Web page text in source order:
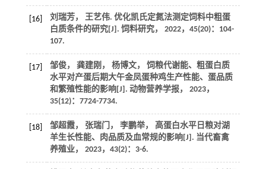
[16]
刘瑞芳， 王艺伟. 优化凯氏定氮法测定饲料中粗蛋
白质条件的研究[J]. 饲料研究， 2022， 45(20)：104-
107.
[17]
邹俊， 龚建刚， 杨博文， 饲粮代谢能、粗蛋白质
水平对产蛋后期大午金凤蛋种鸡生产性能、蛋品质
和繁殖性能的影响[J]. 动物营养学报， 2023，
35(12)：7724-7734.
[18]
邹超霞， 张瑞门， 李鹏举， 高蛋白水平日粮对湖
羊生长性能、肉品质及血常规的影响[J]. 当代畜禽
养殖业， 2023， 43(2)：3-6.